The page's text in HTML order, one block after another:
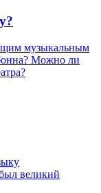
музыкальным
Можно ли
великий